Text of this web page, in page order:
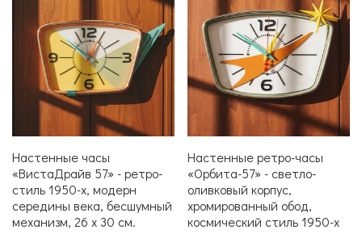
Настенные часы
«ВистаДрайв 57» - ретро-
стиль 1950-х, модерн
середины века, бесшумный
механизм, 26 x 30 см.
Настенные ретро-часы
«Орбита-57» - светло-
оливковый корпус,
хромированный обод,
космический стиль 1950-х